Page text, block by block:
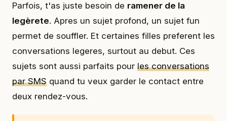
Parfois, t'as juste besoin de ramener de la
legèrete. Apres un sujet profond, un sujet fun
permet de souffler. Et certaines filles preferent les
conversations legeres, surtout au debut. Ces
sujets sont aussi parfaits pour les conversations
par SMS quand tu veux garder le contact entre
deux rendez-vous.